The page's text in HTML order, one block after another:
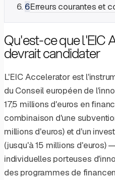
6Erreurs courantes et
Qu'est-ce que l'EIC
devrait candidater
L'EIC Accelerator est
du Conseil européen de
17,5 millions d'euros en
combinaison d'une
millions d'euros) et d'un
(jusqu'à 15 millions d'euros)
individuelles porteuses
des programmes de